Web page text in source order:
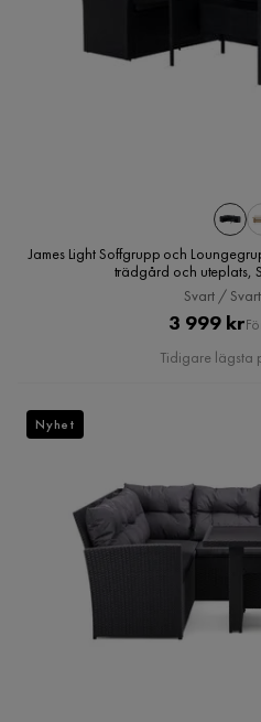
James Light Soffgrupp och
trädgård och uteplats,
Svart /
3 999 kr
Tidigare lägsta
Nyhet